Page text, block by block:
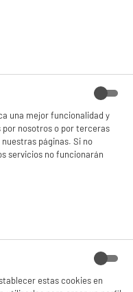
los
del
una mejor funcionalidad y
por nosotros o por terceras
páginas. Si no
servicios no funcionarán
estas cookies en